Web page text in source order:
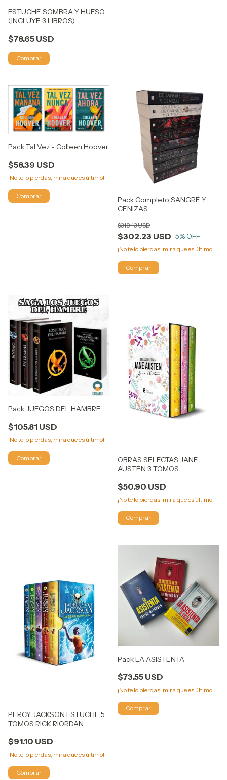
ESTUCHE SOMBRA Y HUESO
(INCLUYE 3 LIBROS)
$78.65 USD
Pack Tal Vez - Colleen Hoover
$58.39 USD
¡No te lo pierdas, mira que es último!
Pack Completo SANGRE Y
CENIZAS
$302.23 USD
$318.13 USD
5% OFF
¡No te lo pierdas, mira que es último!
Pack JUEGOS DEL HAMBRE
$105.81 USD
¡No te lo pierdas, mira que es último!
OBRAS SELECTAS JANE
AUSTEN 3 TOMOS
$50.90 USD
¡No te lo pierdas, mira que es último!
PERCY JACKSON ESTUCHE 5
TOMOS RICK RIORDAN
$91.10 USD
¡No te lo pierdas, mira que es último!
Pack LA ASISTENTA
$73.55 USD
¡No te lo pierdas, mira que es último!